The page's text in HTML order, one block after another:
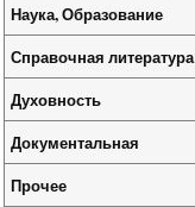
Наука, Образование
Справочная литература
Духовность
Документальная
Прочее